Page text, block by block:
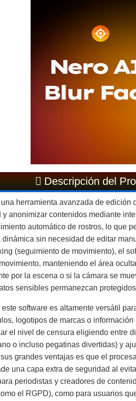
Descripción del
herramienta avanzada de
y anonimizar contenidos mediante
automático de rostros, lo que
dinámica sin necesidad de editar
(seguimiento de movimiento), el
manteniendo el área
por la escena o si la cámara se
sensibles permanezcan
software es altamente versátil
logotipos de marcas o
el nivel de censura eligiendo entre
o incluso pegatinas divertidas) y
grandes ventajas es que el
una capa extra de seguridad al
periodistas y creadores de
el RGPD), como para usuarios